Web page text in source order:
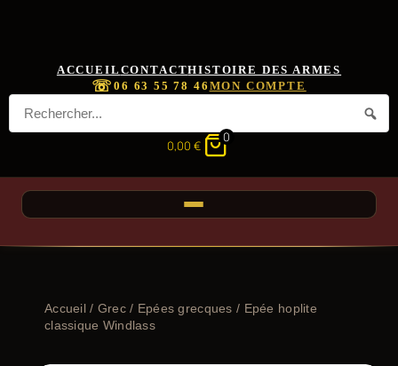
ACCUEIL CONTACTHISTOIRE DES ARMES
☏06 63 55 78 46 MON COMPTE
0,00 €
0
Accueil/ Grec/ Epées grecques / Epée hoplite
classique Windlass